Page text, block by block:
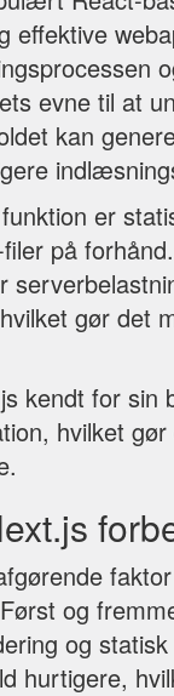
effektive
evne til at
kan
er
på
gør det
kendt for
hvilket
og
og
hurtigere,